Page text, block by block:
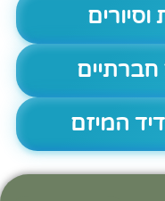
חברתיים
המיזם